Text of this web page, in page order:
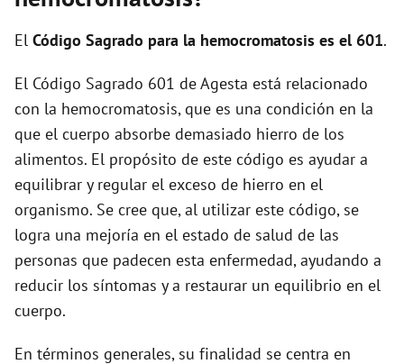
e
o
El Código Sagrado para la hemocromatosis es el 601.
El Código Sagrado 601 de Agesta está relacionado
con la hemocromatosis, que es una condición en la
que el cuerpo absorbe demasiado hierro de los
alimentos. El propósito de este código es ayudar a
equilibrar y regular el exceso de hierro en el
organismo. Se cree que, al utilizar este código, se
logra una mejoría en el estado de salud de las
personas que padecen esta enfermedad, ayudando a
reducir los síntomas y a restaurar un equilibrio en el
cuerpo.
En términos generales, su finalidad se centra en